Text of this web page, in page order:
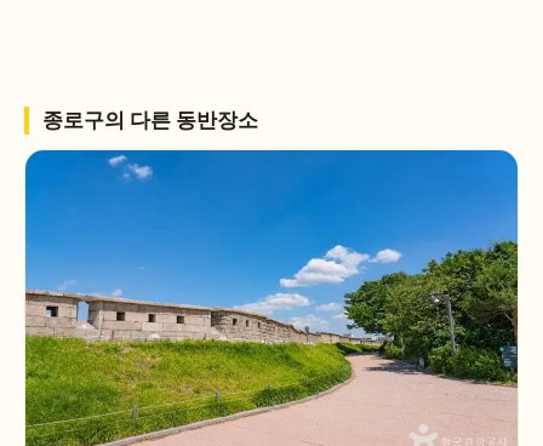
종로구의 다른 동반장소